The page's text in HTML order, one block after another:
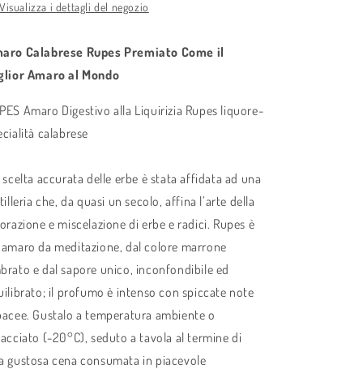
Visualizza i dettagli del negozio
Calabrese Rupes Premiato Come il
Amaro al Mondo
Amaro Digestivo alla Liquirizia Rupes liquore-
calabrese
scelta accurata delle erbe è stata affidata ad una
che, da quasi un secolo, affina l’arte della
e miscelazione di erbe e radici. Rupes è
da meditazione, dal colore marrone
e dal sapore unico, inconfondibile ed
il profumo è intenso con spiccate note
Gustalo a temperatura ambiente o
(-20°C), seduto a tavola al termine di
gustosa cena consumata in piacevole